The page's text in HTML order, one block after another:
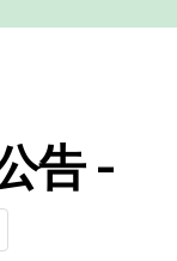
告 -